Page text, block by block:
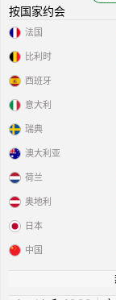
按国家约会
法国
比利时
西班牙
意大利
瑞典
澳大利亚
荷兰
奥地利
日本
中国